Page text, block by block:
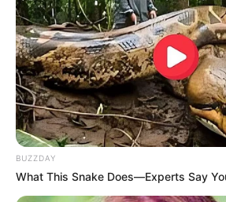
απωλειών, η Νιγηρία αποφάσισε ότι
αποθηκεύεται καλύτερα στο
ασταθείς περιοχές όπως οι ΗΠΑ και
Βασίλειο που φαίνεται να
αναδυόμενη νέα παγκόσμια τάξη
BUZZDAY
What This Snake Does—Experts Say